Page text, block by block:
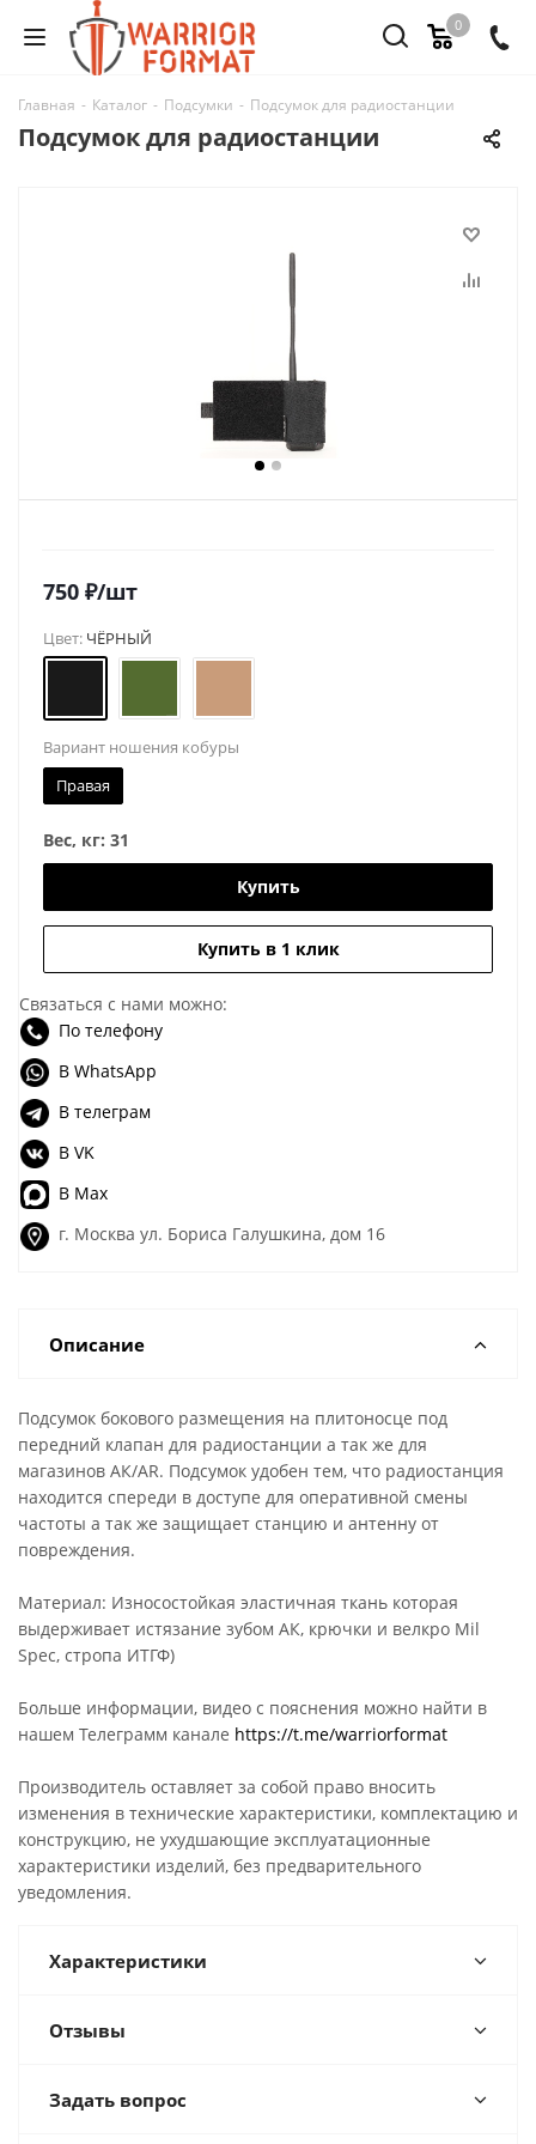
0
Главная - Каталог - Подсумки - Подсумок для радиостанции
Подсумок для радиостанции
750 ₽/шт
Цвет: ЧЁРНЫЙ
Вариант ношения кобуры
Правая
Вес, кг: 31
Купить
Купить в 1 клик
Связаться с нами можно:
По телефону
В WhatsApp
В телеграм
В VK
В Max
г. Москва ул. Бориса Галушкина, дом 16
Описание
Подсумок бокового размещения на плитоносце под
передний клапан для радиостанции а так же для
магазинов АК/АR. Подсумок удобен тем, что радиостанция
находится спереди в доступе для оперативной смены
частоты а так же защищает станцию и антенну от
повреждения.
Материал: Износостойкая эластичная ткань которая
выдерживает истязание зубом АК, крючки и велкро Mil
Spec, стропа ИТГФ)
Больше информации, видео с пояснения можно найти в
нашем Телеграмм канале https://t.me/warriorformat
Производитель оставляет за собой право вносить
изменения в технические характеристики, комплектацию и
конструкцию, не ухудшающие эксплуатационные
характеристики изделий, без предварительного
уведомления.
Характеристики
Отзывы
Задать вопрос